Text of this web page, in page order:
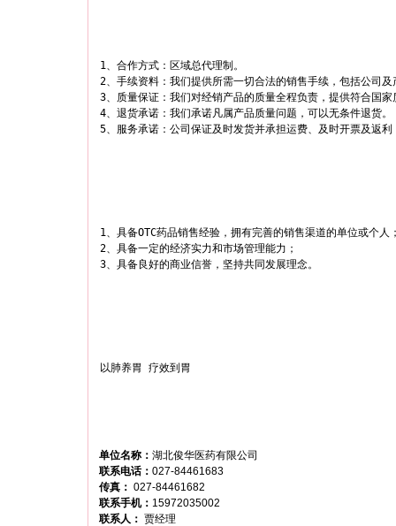
1、合作方式：区域总代理制。
2、手续资料：我们提供所需一切合法的销售手续，包括公司
3、质量保证：我们对经销产品的质量全程负责，提供符合国
4、退货承诺：我们承诺凡属产品质量问题，可以无条件退货。
1、具备OTC药品销售经验，拥有完善的销售渠道的单位或个人
2、具备一定的经济实力和市场管理能力；
3、具备良好的商业信誉，坚持共同发展理念。
以肺养胃 疗效到胃
单位名称： 湖北俊华医药有限公司
联系电话： 027-84461683
传真： 027-84461682
联系手机： 15972035002
联系人： 贾经理